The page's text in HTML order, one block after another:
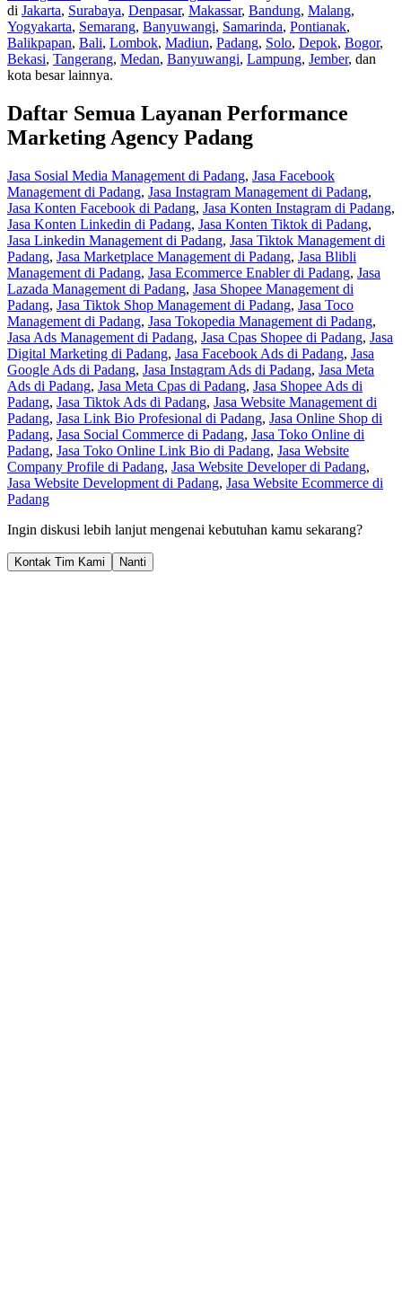
di Jakarta, Surabaya, Denpasar, Makassar, Bandung, Malang,
Yogyakarta, Semarang, Banyuwangi, Samarinda, Pontianak,
Balikpapan, Bali, Lombok, Madiun, Padang, Solo, Depok, Bogor,
Bekasi, Tangerang, Medan, Banyuwangi, Lampung, Jember, dan
kota besar lainnya.
Daftar Semua Layanan Performance
Marketing Agency Padang
Jasa Sosial Media Management di Padang, Jasa Facebook
Management di Padang, Jasa Instagram Management di Padang,
Jasa Konten Facebook di Padang, Jasa Konten Instagram di Padang,
Jasa Konten Linkedin di Padang, Jasa Konten Tiktok di Padang,
Jasa Linkedin Management di Padang, Jasa Tiktok Management di
Padang, Jasa Marketplace Management di Padang, Jasa Blibli
Management di Padang, Jasa Ecommerce Enabler di Padang, Jasa
Lazada Management di Padang, Jasa Shopee Management di
Padang, Jasa Tiktok Shop Management di Padang, Jasa Toco
Management di Padang, Jasa Tokopedia Management di Padang,
Jasa Ads Management di Padang, Jasa Cpas Shopee di Padang, Jasa
Digital Marketing di Padang, Jasa Facebook Ads di Padang, Jasa
Google Ads di Padang, Jasa Instagram Ads di Padang, Jasa Meta
Ads di Padang, Jasa Meta Cpas di Padang, Jasa Shopee Ads di
Padang, Jasa Tiktok Ads di Padang, Jasa Website Management di
Padang, Jasa Link Bio Profesional di Padang, Jasa Online Shop di
Padang, Jasa Social Commerce di Padang, Jasa Toko Online di
Padang, Jasa Toko Online Link Bio di Padang, Jasa Website
Company Profile di Padang, Jasa Website Developer di Padang,
Jasa Website Development di Padang, Jasa Website Ecommerce di
Padang
Ingin diskusi lebih lanjut mengenai kebutuhan kamu sekarang?
Kontak Tim Kami Nanti